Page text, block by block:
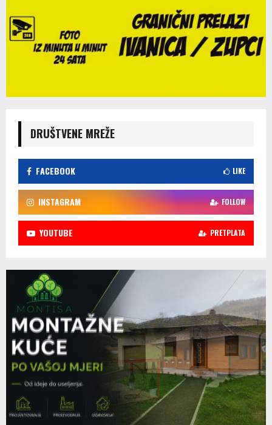
DRUŠTVENE MREŽE
FACEBOOK LIKE
INSTAGRAM FOLLOW
YOUTUBE PRETPLATA